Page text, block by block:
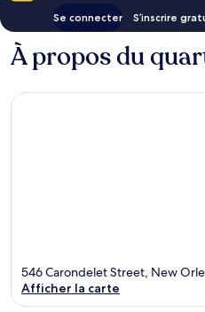
Se connecter S’inscrire
À propos du
546 Carondelet Street, New
Afficher la carte